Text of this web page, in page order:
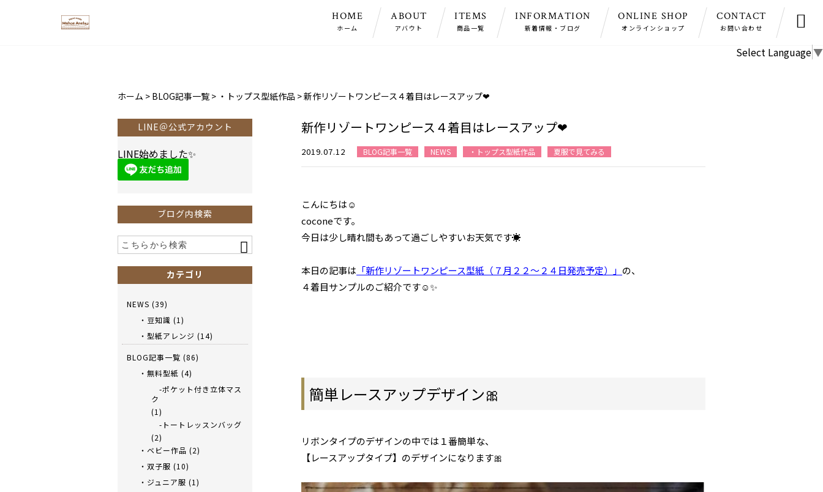
HOME
ホーム
ABOUT
アバウト
ITEMS
商品一覧
INFORMATION
新着情報・ブログ
ONLINE SHOP
オンラインショップ
CONTACT
お問い合わせ 
Select Language▼
ホーム > BLOG記事一覧 > ・トップス型紙作品 >新作リゾートワンピース４着目はレースアップ❤
新作リゾートワンピース４着目はレースアップ❤
2019.07.12 BLOG記事一覧 NEWS ・トップス型紙作品 夏服で見てみる
こんにちは☺
coconeです。
今日は少し晴れ間もあって過ごしやすいお天気です☀
本日の記事は 「新作リゾートワンピース型紙（７月２２～２４日発売予定）」 の、
４着目サンプルのご紹介です☺✨
簡単レースアップデザイン🎀
リボンタイプのデザインの中では１番簡単な、
【レースアップタイプ】のデザインになります🎀
LINE＠公式アカウント
LINE始めました✨
ブログ内検索
カテゴリ
NEWS (39)
・豆知識 (1)
・型紙アレンジ (14)
BLOG記事一覧 (86)
・無料型紙 (4)
-ポケット付き立体マス
ク
(1)
-トートレッスンバッグ
(2)
・ベビー作品 (2)
・双子服 (10)
・ジュニア服 (1)